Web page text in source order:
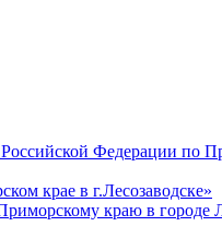
Федерации по
крае в г.Лесозаводске»
краю в городе